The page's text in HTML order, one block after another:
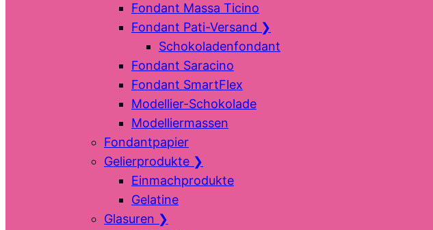
Fondant Massa Ticino
Fondant Pati-Versand ❯
Schokoladenfondant
Fondant Saracino
Fondant SmartFlex
Modellier-Schokolade
Modelliermassen
Fondantpapier
Gelierprodukte ❯
Einmachprodukte
Gelatine
Glasuren ❯